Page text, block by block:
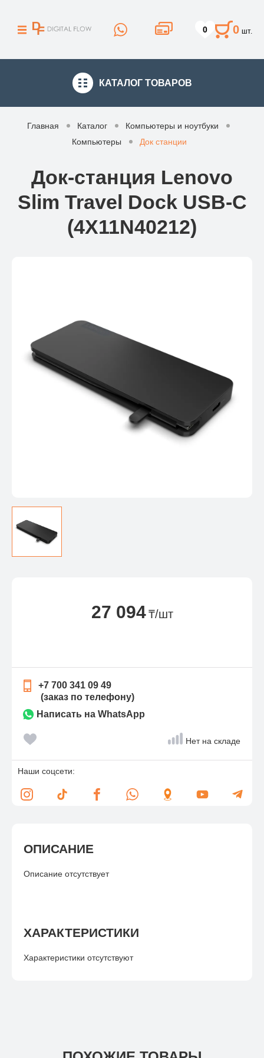
0 0 шт.
КАТАЛОГ ТОВАРОВ
Главная Каталог
Компьютеры и ноутбуки
Компьютеры
Док станции
Док-станция Lenovo
Slim Travel Dock USB-C
(4X11N40212)
ОПИСАНИЕ
Описание отсутствует
ХАРАКТЕРИСТИКИ
Характеристики отсутствуют
27 094 ₸/шт
+7 700 341 09 49
(заказ по телефону)
Написать на WhatsApp
Нет на складе
Наши соцсети: